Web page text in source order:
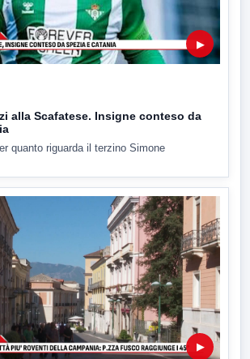
▶
alla Scafatese. Insigne conteso da
quanto riguarda il terzino Simone
▶